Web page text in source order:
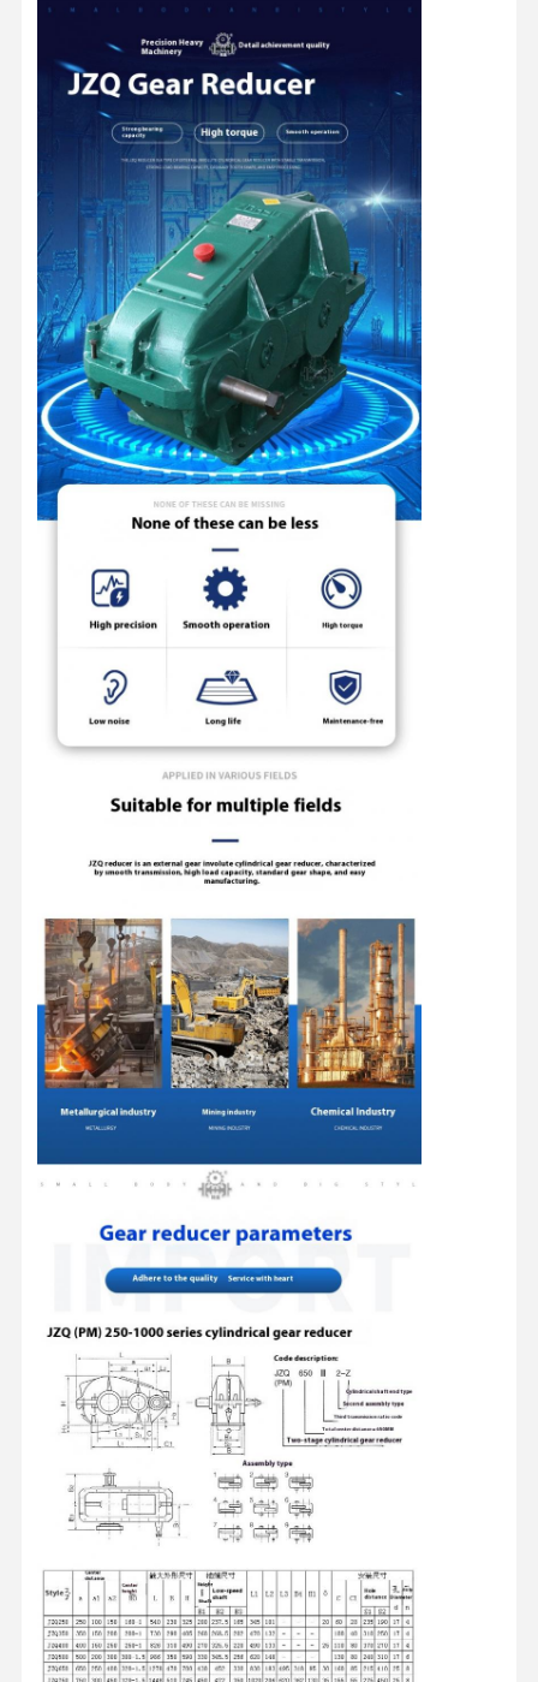
Thuis Producten Videos
Fabrieksreis
Kwaliteitscont
Role
Contacteer
Ons
Praatje Nu
De trommel van de draadkabel
Kraanhoek
Eindwagen
Kraan-pulleyblok
Vervoersmateriaal
Lifttoestellen
Aanhangsels voor kranen